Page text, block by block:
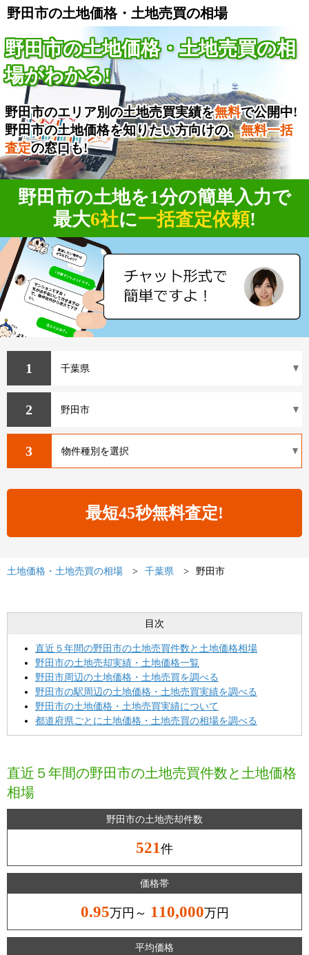
野田市の土地価格・土地売買の相場
野田市の土地価格・土地売買の相
場がわかる!
野田市のエリア別の土地売買実績を無料で公開中!
野田市の土地価格を知りたい方向けの、無料一括
査定の窓口も!
野田市の土地を1分の簡単入力で
最大6社に一括査定依頼!
1
2
3
土地価格・土地売買の相場 千葉県 野田市
目次
直近５年間の野田市の土地売買件数と土地価格相場
野田市の土地売却実績・土地価格一覧
野田市周辺の土地価格・土地売買を調べる
野田市の駅周辺の土地価格・土地売買実績を調べる
野田市の土地価格・土地売買実績について
都道府県ごとに土地価格・土地売買の相場を調べる
直近５年間の野田市の土地売買件数と土地価格
相場
野田市の土地売却件数
521件
価格帯
0.95万円～ 110,000万円
平均価格